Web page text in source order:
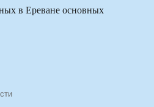
в Ереване основных